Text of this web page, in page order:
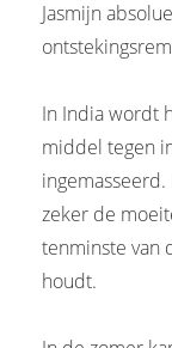
Jasmijn
In India wordt
middel tegen
zeker de
tenminste van
houdt.